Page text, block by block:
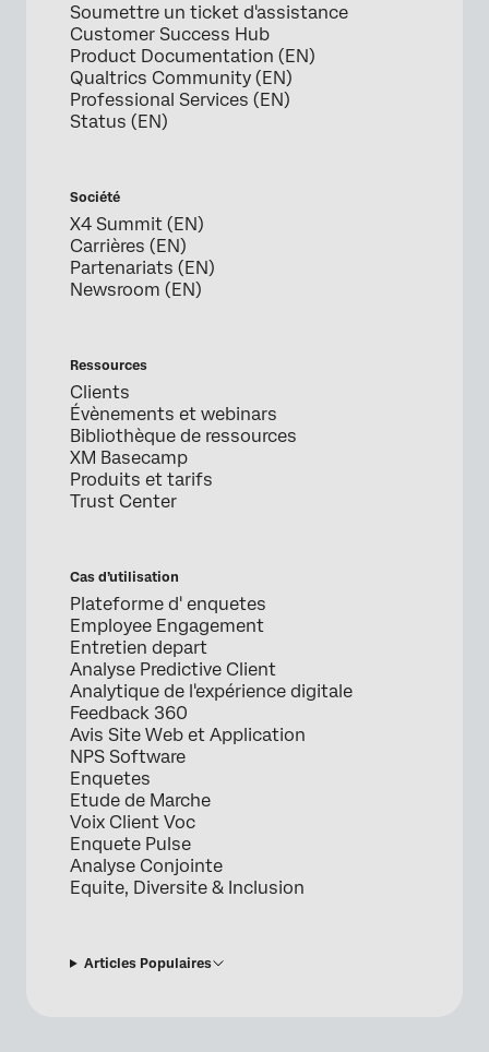
Soumettre un ticket d'assistance
Customer Success Hub
Product Documentation (EN)
Qualtrics Community (EN)
Professional Services (EN)
Status (EN)
Société
X4 Summit (EN)
Carrières (EN)
Partenariats (EN)
Newsroom (EN)
Ressources
Clients
Évènements et webinars
Bibliothèque de ressources
XM Basecamp
Produits et tarifs
Trust Center
Cas d’utilisation
Plateforme d' enquetes
Employee Engagement
Entretien depart
Analyse Predictive Client
Analytique de l'expérience digitale
Feedback 360
Avis Site Web et Application
NPS Software
Enquetes
Etude de Marche
Voix Client Voc
Enquete Pulse
Analyse Conjointe
Equite, Diversite & Inclusion
Articles Populaires